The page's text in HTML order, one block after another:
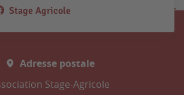
Stage Agricole
Adresse postale
Stage-Agricole